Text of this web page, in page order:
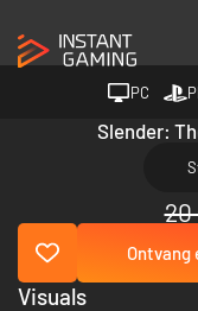
PC
Slender:
20
Ontvang
Visuals